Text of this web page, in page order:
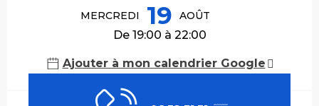
MERCREDI 19 AOÛT
De 19:00 à 22:00
Ajouter à mon calendrier Google